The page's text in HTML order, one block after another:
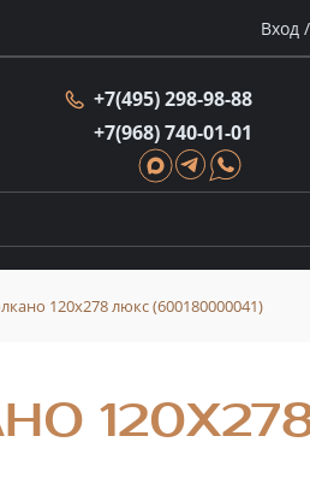
Вход /
+7(495) 298-98-88
+7(968) 740-01-01
120x278 люкс (600180000041)